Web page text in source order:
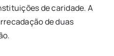
de caridade. A
de duas